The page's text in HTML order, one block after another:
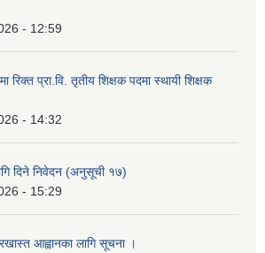
- 12:59
रिक्त प्रा.वि. तृतीय शिक्षक पदमा स्थायी शिक्षक
- 14:32
दिने निवेदन (अनुसूची १७)
- 15:29
आह्वानका लागि सूचना ।